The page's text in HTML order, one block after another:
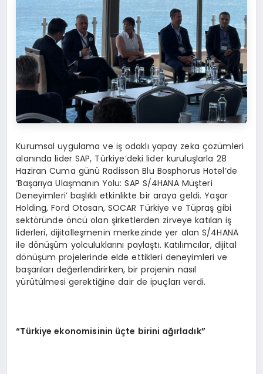
Kurumsal uygulama ve iş odaklı yapay zeka çözümleri
alanında lider SAP, Türkiye’deki lider kuruluşlarla 28
Haziran Cuma günü Radisson Blu Bosphorus Hotel’de
‘Başarıya Ulaşmanın Yolu: SAP S/4HANA Müşteri
Deneyimleri’ başlıklı etkinlikte bir araya geldi. Yaşar
Holding, Ford Otosan, SOCAR Türkiye ve Tüpraş gibi
sektöründe öncü olan şirketlerden zirveye katılan iş
liderleri, dijitalleşmenin merkezinde yer alan S/4HANA
ile dönüşüm yolculuklarını paylaştı. Katılımcılar, dijital
dönüşüm projelerinde elde ettikleri deneyimleri ve
başarıları değerlendirirken, bir projenin nasıl
yürütülmesi gerektiğine dair de ipuçları verdi.
“Türkiye ekonomisinin üçte birini ağırladık”